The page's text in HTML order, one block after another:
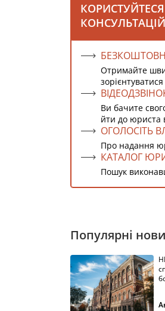
КОНСУЛЬТАЦІЙ
Отримайте
Ви бачите
йти до юриста
ОГОЛОСІТЬ
Про надання
КАТАЛОГ
Пошук
Популярні